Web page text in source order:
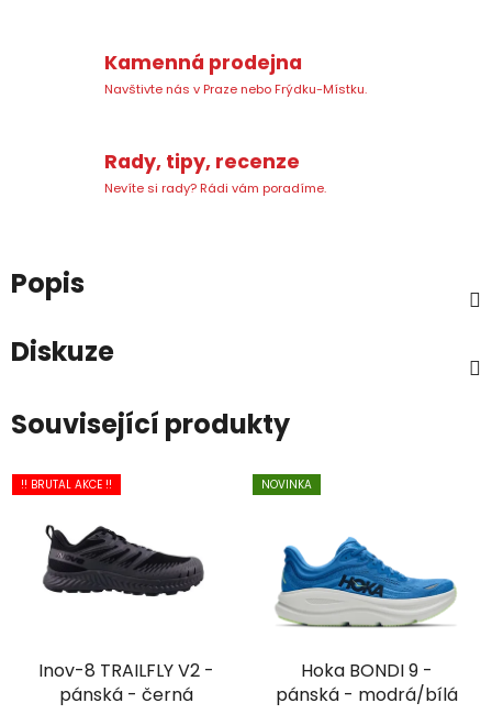
Kamenná prodejna
Navštivte nás v Praze nebo Frýdku-Místku.
Rady, tipy, recenze
Nevíte si rady? Rádi vám poradíme.
Popis
Diskuze
Související produkty
!! BRUTAL AKCE !!
Inov-8 TRAILFLY V2 -
pánská - černá
NOVINKA
Hoka BONDI 9 -
pánská - modrá/bílá